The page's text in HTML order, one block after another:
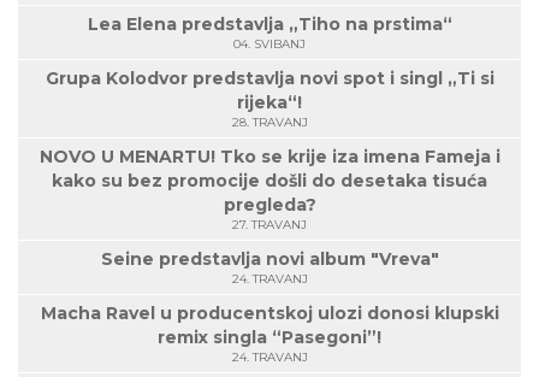
Lea Elena predstavlja „Tiho na prstima“
04. SVIBANJ
Grupa Kolodvor predstavlja novi spot i singl „Ti si
rijeka“!
28. TRAVANJ
NOVO U MENARTU! Tko se krije iza imena Fameja i
kako su bez promocije došli do desetaka tisuća
pregleda?
27. TRAVANJ
Seine predstavlja novi album "Vreva"
24. TRAVANJ
Macha Ravel u producentskoj ulozi donosi klupski
remix singla “Pasegoni”!
24. TRAVANJ